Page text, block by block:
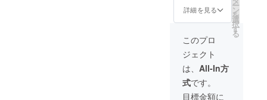
in Cebu
の実行
委員長
である
「山口
薫」。
実は、
写真家
でもあ
りま
詳細を見る ー
ン
を
選
択
す
る
このプロ
ジェクト
は、 All-In方
式です。
目標金額に